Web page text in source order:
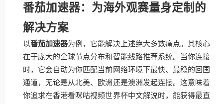
番茄加速器：为海外观赛量身定制的
解决方案
以番茄加速器为例，它能解决上述绝大多数痛点。其核心
在于庞大的全球节点分布和智能线路推荐系统。当你连接
时，它会自动为你匹配当前网络环境下最快、最稳的回国
通道，无论是从北美、欧洲还是澳洲发起连接。这意味着
你追求在香港看咪咕视频世界杯中文解说时，能获得最直